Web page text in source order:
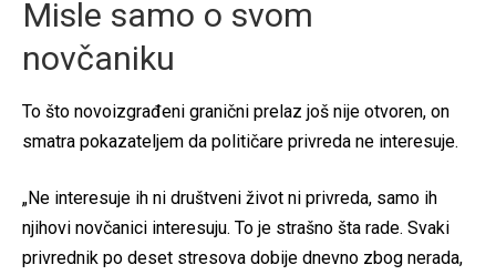
Misle samo o svom
novčaniku
To što novoizgrađeni granični prelaz još nije otvoren, on
smatra pokazateljem da političare privreda ne interesuje.
„Ne interesuje ih ni društveni život ni privreda, samo ih
njihovi novčanici interesuju. To je strašno šta rade. Svaki
privrednik po deset stresova dobije dnevno zbog nerada,